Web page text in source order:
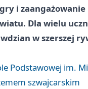
i zaangażowanie
Dla wielu
w szerszej
Podstawowej im.
szwajcarskim